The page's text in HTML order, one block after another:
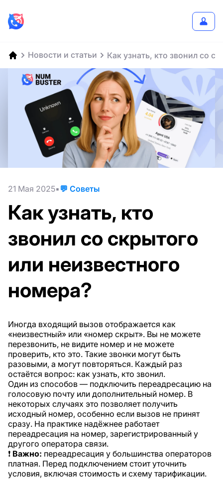
Новости и статьи Как узнать, кто звонил со
21 Мая 2025 💬 Советы
Как узнать, кто
звонил со скрытого
или неизвестного
номера?
Иногда входящий вызов отображается как
«неизвестный» или «номер скрыт». Вы не можете
перезвонить, не видите номер и не можете
проверить, кто это. Такие звонки могут быть
разовыми, а могут повторяться. Каждый раз
остаётся вопрос: как узнать, кто звонил.
Один из способов — подключить переадресацию на
голосовую почту или дополнительный номер. В
некоторых случаях это позволяет получить
исходный номер, особенно если вызов не принят
сразу. На практике надёжнее работает
переадресация на номер, зарегистрированный у
другого оператора связи.
❗ Важно: переадресация у большинства операторов
платная. Перед подключением стоит уточнить
условия, включая стоимость и схему тарификации.